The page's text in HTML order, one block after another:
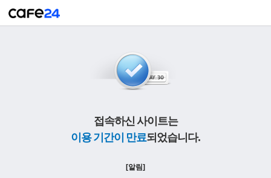
접속하신 사이트는
이용 기간이 만료되었습니다.
[알림]